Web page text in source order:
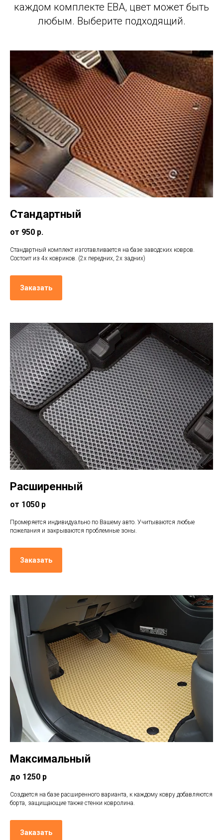
каждом комплекте ЕВА, цвет может быть
любым. Выберите подходящий.
Стандартный
от 950 р.
Стандартный комплект изготавливается на базе заводских ковров.
Состоит из 4х ковриков. (2х передних, 2х задних)
Заказать
Расширенный
от 1050 р
Промеряется индивидуально по Вашему авто. Учитываются любые
пожелания и закрываются проблемные зоны.
Заказать
Максимальный
до 1250 р
Создается на базе расширенного варианта, к каждому ковру добавляются
борта, защищающие также стенки ковролина.
Заказать